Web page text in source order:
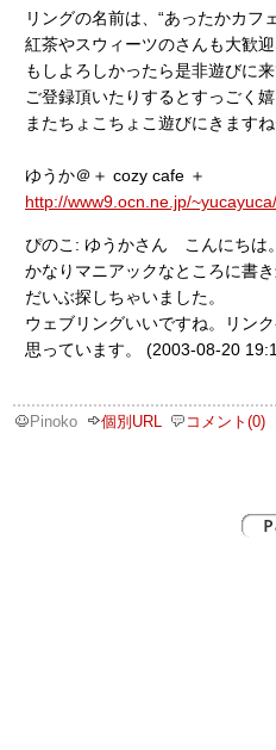
リングの名前は、“あったかカフ
紅茶やスウィーツのさんも大歓迎
もしよろしかったら是非遊びに
ご登録頂いたりするとすっごく嬉
またちょこちょこ遊びにきますね
ゆうか＠＋ cozy cafe ＋
http://www9.ocn.ne.jp/~yucayuca/
ぴのこ: ゆうかさん こんにちは
かなりマニアックなところに書き
だいぶ探しちゃいました。
ウェブリングいいですね。リン
思っています。 (2003-08-20
Pinoko 個別URL コメント(0)